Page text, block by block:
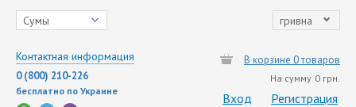
Сумы гривна
Контактная информация
0 (800) 210-226
бесплатно по Украине
В корзине 0 товаров
На сумму 0 грн.
Вход Регистрация